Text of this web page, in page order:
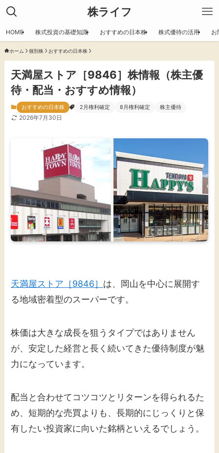
株ライフ
HOME 株式投資の基礎知識 おすすめの日本株 株式優待の活用 お
ホーム 個別株 おすすめの日本株
天満屋ストア［9846］株情報（株主優
待・配当・おすすめ情報）
おすすめの日本株 2月権利確定 8月権利確定 株主優待
2026年7月30日
天満屋ストア［9846］ は、岡山を中心に展開す
る地域密着型のスーパーです。
株価は大きな成長を狙うタイプではありません
が、安定した経営と長く続いてきた優待制度が魅
力になっています。
配当と合わせてコツコツとリターンを得られるた
め、短期的な売買よりも、長期的にじっくりと保
有したい投資家に向いた銘柄といえるでしょう。